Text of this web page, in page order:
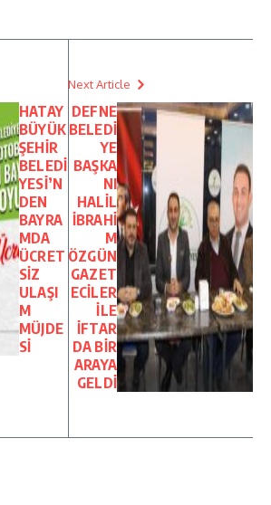
HATAY
BÜYÜK
ŞEHİR
BELEDİ
YESİ’N
DEN
BAYRA
MDA
ÜCRET
SİZ
ULAŞI
M
MÜJDE
Sİ
Next Article
DEFNE
BELEDİ
YE
BAŞKA
NI
HALİL
İBRAHİ
M
ÖZGÜN
GAZET
ECİLER
İLE
İFTAR
DA BİR
ARAYA
GELDİ